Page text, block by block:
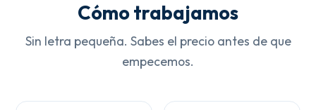
Cómo trabajamos
Sin letra pequeña. Sabes el precio antes de que
empecemos.